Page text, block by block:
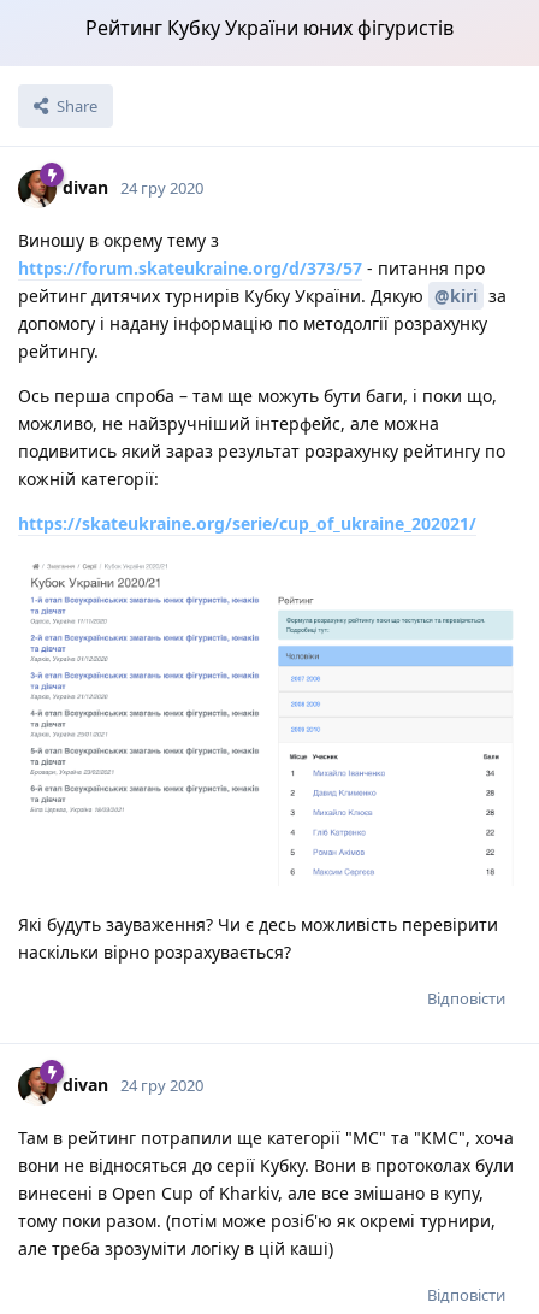
Рейтинг Кубку України юних фігуристів
Share
divan 24 гру 2020
Виношу в окрему тему з
https://forum.skateukraine.org/d/373/57 - питання про
рейтинг дитячих турнирів Кубку України. Дякую @kiri за
допомогу і надану інформацію по методолгії розрахунку
рейтингу.
Ось перша спроба – там ще можуть бути баги, і поки що,
можливо, не найзручніший інтерфейс, але можна
подивитись який зараз результат розрахунку рейтингу по
кожній категорії:
https://skateukraine.org/serie/cup_of_ukraine_202021/
Які будуть зауваження? Чи є десь можливість перевірити
наскільки вірно розрахувається?
Відповісти
divan 24 гру 2020
Там в рейтинг потрапили ще категорії "МС" та "КМС", хоча
вони не відносяться до серії Кубку. Вони в протоколах були
винесені в Open Cup of Kharkiv, але все змішано в купу,
тому поки разом. (потім може розіб'ю як окремі турнири,
але треба зрозуміти логіку в цій каші)
Відповісти